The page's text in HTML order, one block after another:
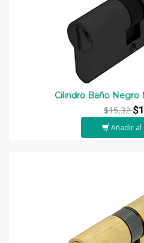
Cilindro Baño Negro
$15,32
Añadir al